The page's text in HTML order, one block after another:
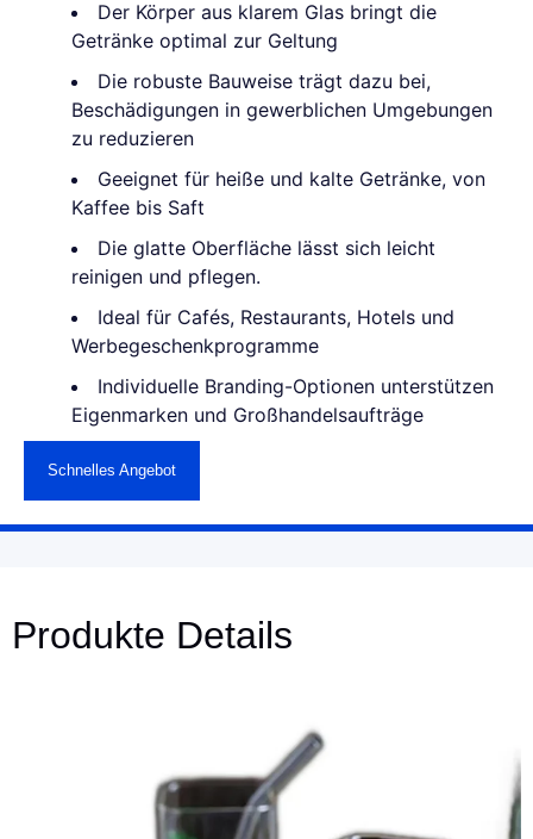
Der Körper aus klarem Glas bringt die
Getränke optimal zur Geltung
Die robuste Bauweise trägt dazu bei,
Beschädigungen in gewerblichen Umgebungen
zu reduzieren
Geeignet für heiße und kalte Getränke, von
Kaffee bis Saft
Die glatte Oberfläche lässt sich leicht
reinigen und pflegen.
Ideal für Cafés, Restaurants, Hotels und
Werbegeschenkprogramme
Individuelle Branding-Optionen unterstützen
Eigenmarken und Großhandelsaufträge
Schnelles Angebot
Produkte Details